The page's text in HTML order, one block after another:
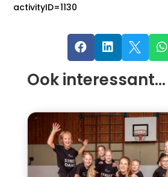
activityID=1130
   
Ook interessant…